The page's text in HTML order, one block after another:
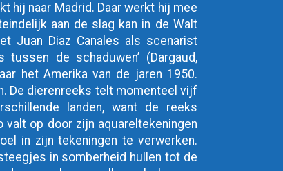
hij naar Madrid. Daar werkt hij mee
aan de slag kan in de Walt
Juan Diaz Canales als scenarist
de schaduwen’ (Dargaud,
het Amerika van de jaren 1950.
De dierenreeks telt momenteel vijf
landen, want de reeks
valt op door zijn aquareltekeningen
in zijn tekeningen te verwerken.
in somberheid hullen tot de